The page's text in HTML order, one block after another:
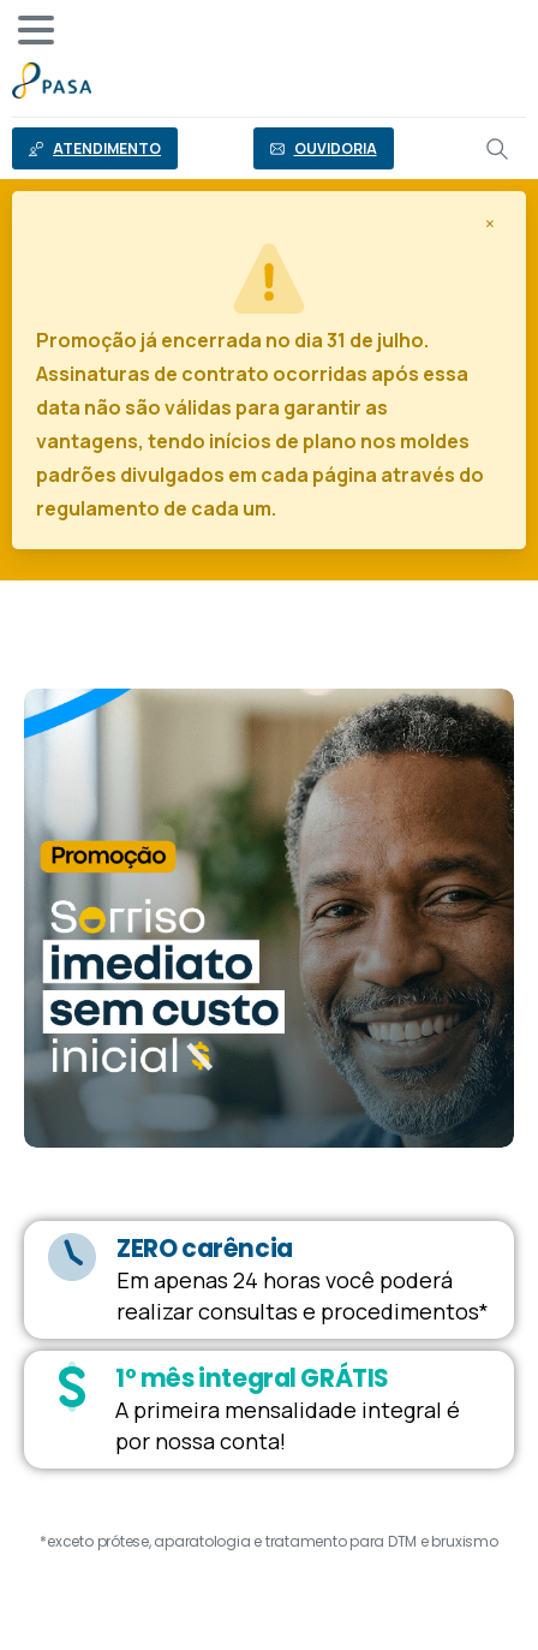
conteúdo
ATENDIMENTO OUVIDORIA
Promoção já encerrada no dia 31 de julho.
Assinaturas de contrato ocorridas após essa
data não são válidas para garantir as
vantagens, tendo inícios de plano nos moldes
padrões divulgados em cada página através do
regulamento de cada um.
×
ZERO carência
Em apenas 24 horas você poderá
realizar consultas e procedimentos*
1º mês integral GRÁTIS
A primeira mensalidade integral é
por nossa conta!
*exceto prótese, aparatologia e tratamento para DTM e bruxismo